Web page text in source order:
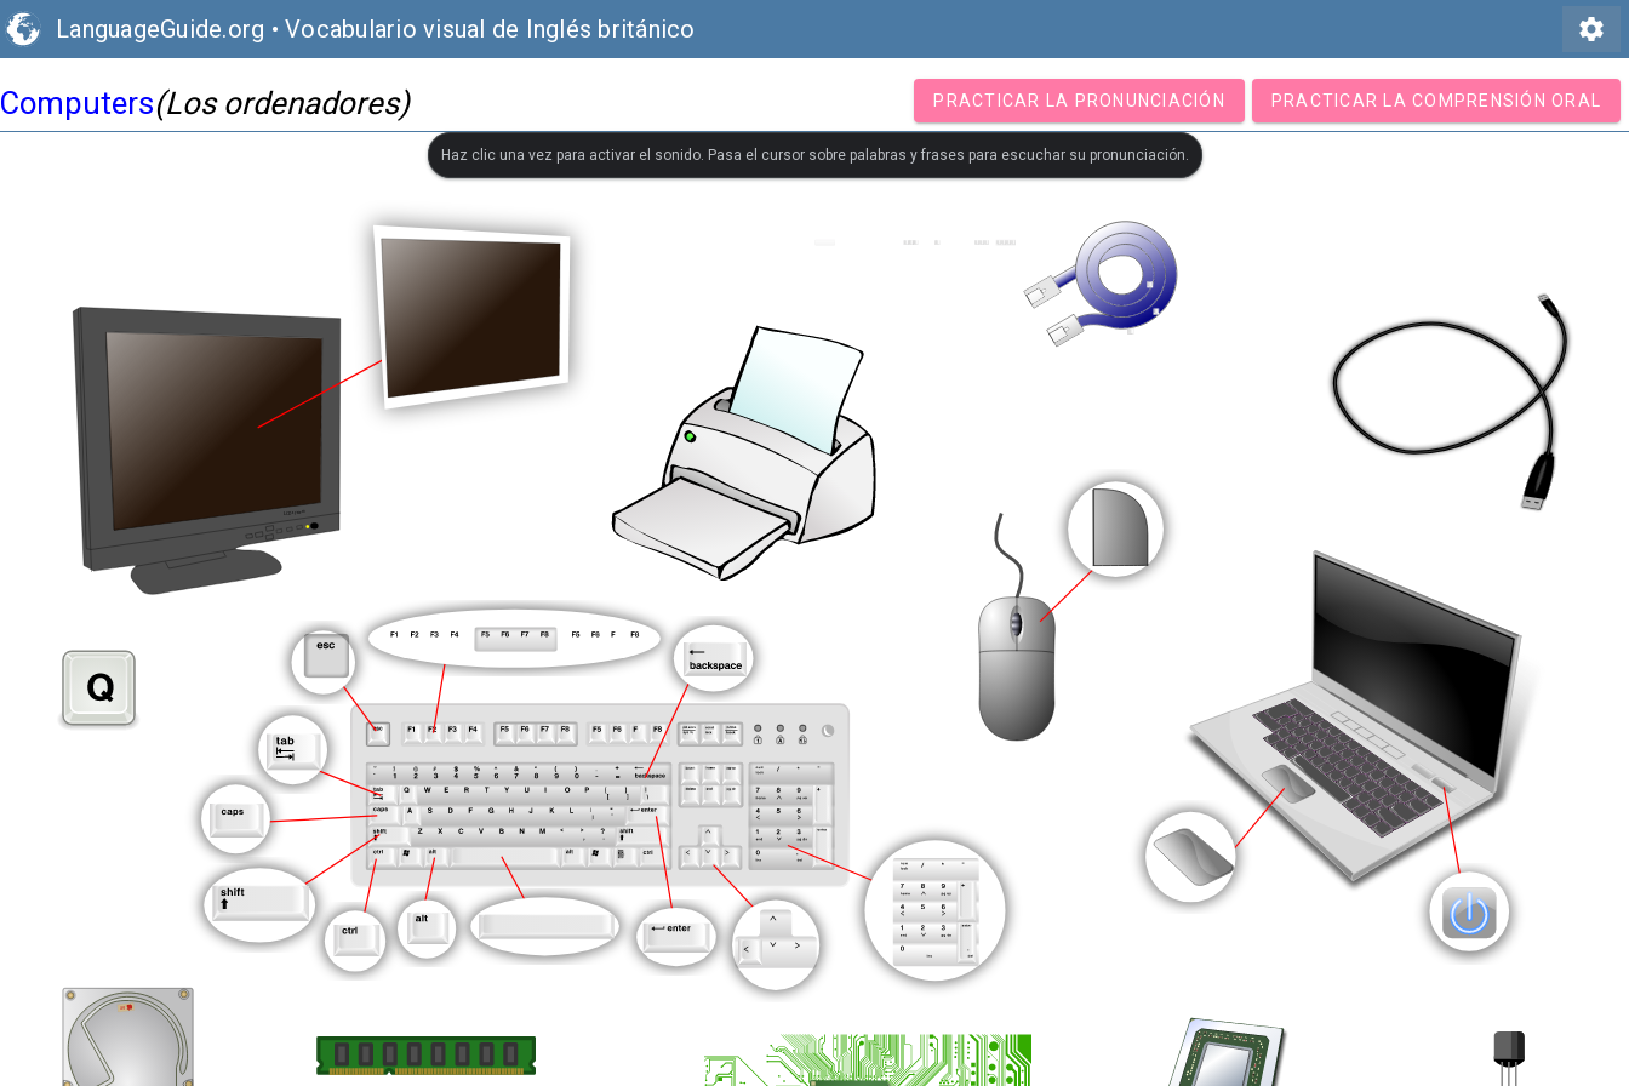
LanguageGuide.org • Vocabulario visual de Inglés británico settings
Computers(Los ordenadores) PRACTICAR LA PRONUNCIACIÓN PRACTICAR LA COMPRENSIÓN ORAL
Haz clic una vez para activar el sonido. Pasa el cursor sobre palabras y frases para escuchar su pronunciación.